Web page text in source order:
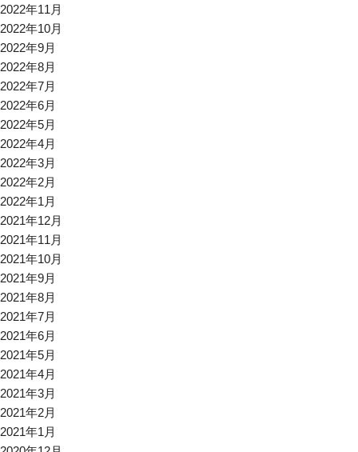
2022年11月
2022年10月
2022年9月
2022年8月
2022年7月
2022年6月
2022年5月
2022年4月
2022年3月
2022年2月
2022年1月
2021年12月
2021年11月
2021年10月
2021年9月
2021年8月
2021年7月
2021年6月
2021年5月
2021年4月
2021年3月
2021年2月
2021年1月